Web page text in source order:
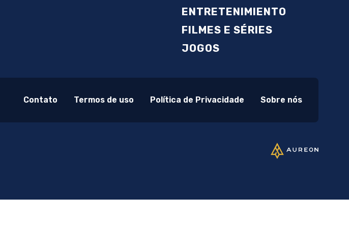
ENTRETENIMIENTO
FILMES E SÉRIES
JOGOS
Contato Termos de uso Política de Privacidade Sobre nós